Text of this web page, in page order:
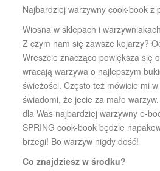
Najbardziej warzywny cook-book z
Wiosna w sklepach i
Z czym nam się zawsze kojarzy?
Wreszcie znacząco powiększa się
wracają warzywa o najlepszym
świeżości. Często też mówicie mi
świadomi, że jecie za mało
dla Was najbardziej warzywny e-
SPRING cook-book będzie
brzegi! Bo warzyw nigdy dość!
Co znajdziesz w środku?